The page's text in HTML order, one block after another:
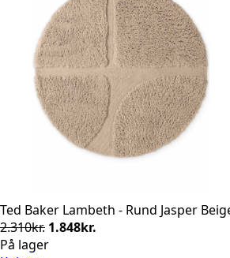
Ted Baker Lambeth - Rund Jasper
2.310kr. Den
oprindelige
1.848kr.
På lager